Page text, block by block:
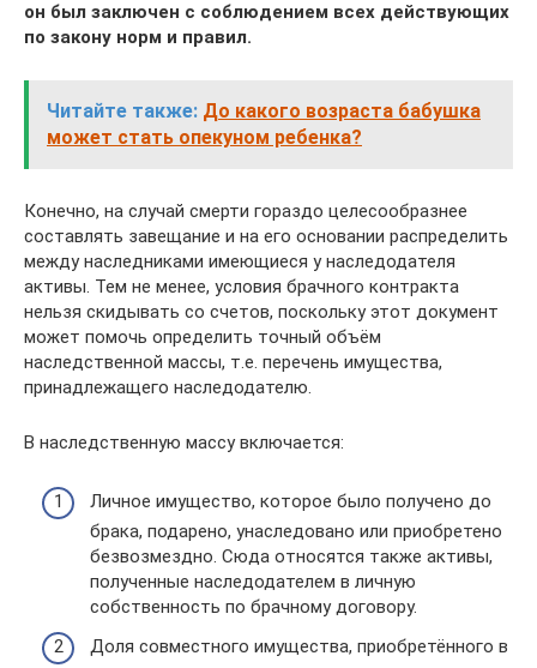
он был заключен с соблюдением всех действующих
по закону норм и правил.
Читайте также: До какого возраста бабушка
может стать опекуном ребенка?
Конечно, на случай смерти гораздо целесообразнее
составлять завещание и на его основании распределить
между наследниками имеющиеся у наследодателя
активы. Тем не менее, условия брачного контракта
нельзя скидывать со счетов, поскольку этот документ
может помочь определить точный объём
наследственной массы, т.е. перечень имущества,
принадлежащего наследодателю.
В наследственную массу включается:
Личное имущество, которое было получено до
брака, подарено, унаследовано или приобретено
безвозмездно. Сюда относятся также активы,
полученные наследодателем в личную
собственность по брачному договору.
Доля совместного имущества, приобретённого в